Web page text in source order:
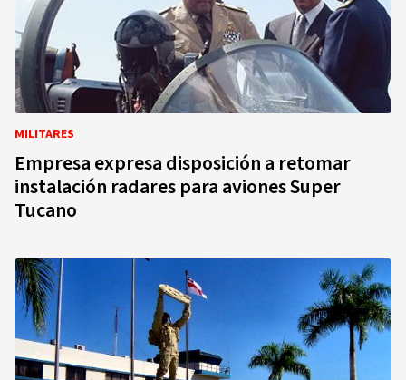
MILITARES
Empresa expresa disposición a retomar
instalación radares para aviones Super
Tucano